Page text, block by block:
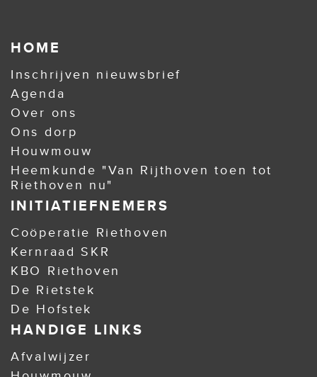
HOME
Inschrijven nieuwsbrief
Agenda
Over ons
Ons dorp
Houwmouw
Heemkunde "Van Rijthoven toen tot
Riethoven nu"
INITIATIEFNEMERS
Coöperatie Riethoven
Kernraad SKR
KBO Riethoven
De Rietstek
De Hofstek
HANDIGE LINKS
Afvalwijzer